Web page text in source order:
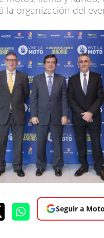
la organización del
Seguir a